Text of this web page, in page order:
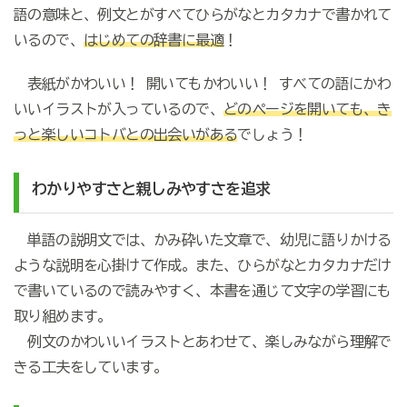
語の意味と、例文とがすべてひらがなとカタカナで書かれて
いるので、 はじめての辞書に最適！
表紙がかわいい！ 開いてもかわいい！ すべての語にかわ
いいイラストが入っているので、 どのページを開いても、き
っと楽しいコトバとの出会いがあるでしょう！
わかりやすさと親しみやすさを追求
単語の説明文では、かみ砕いた文章で、幼児に語りかける
ような説明を心掛けて作成。また、ひらがなとカタカナだけ
で書いているので読みやすく、本書を通じて文字の学習にも
取り組めます。
例文のかわいいイラストとあわせて、楽しみながら理解で
きる工夫をしています。